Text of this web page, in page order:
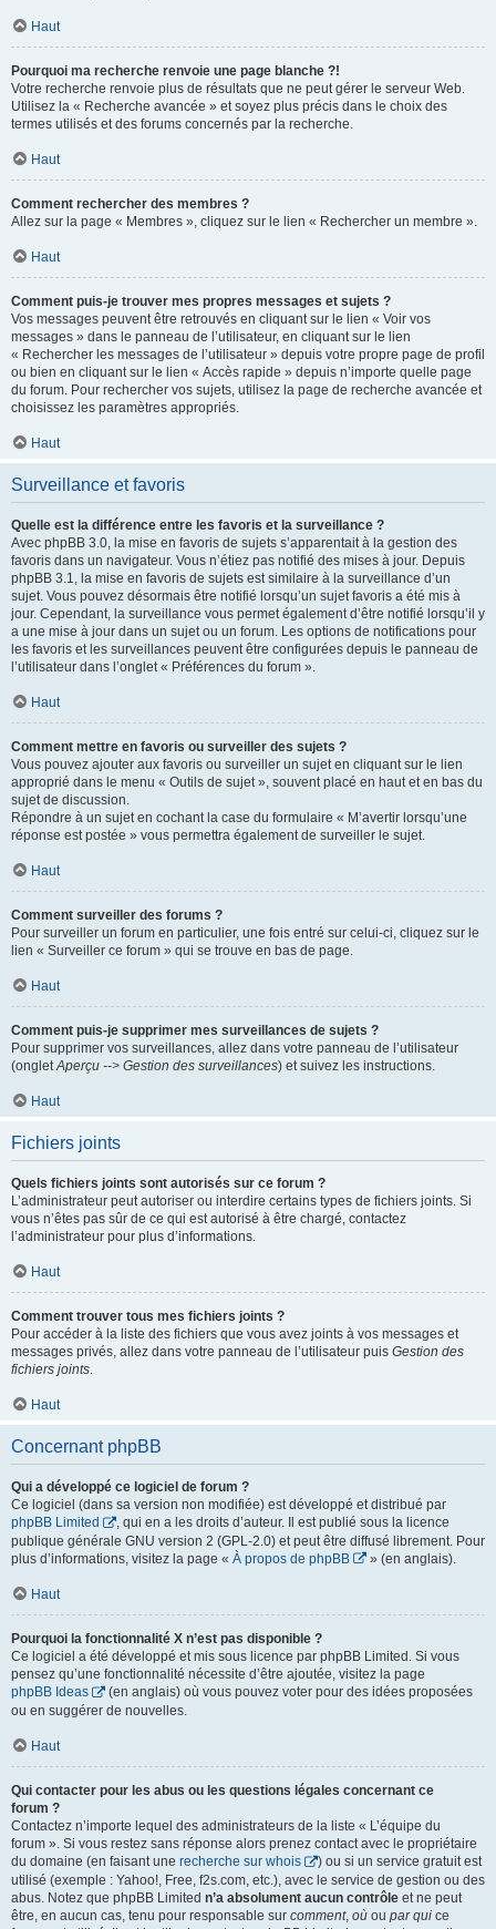
Haut
Pourquoi ma recherche renvoie une page blanche ?!
Votre recherche renvoie plus de résultats que ne peut gérer le serveur Web.
Utilisez la « Recherche avancée » et soyez plus précis dans le choix des
termes utilisés et des forums concernés par la recherche.
Haut
Comment rechercher des membres ?
Allez sur la page « Membres », cliquez sur le lien « Rechercher un membre ».
Haut
Comment puis-je trouver mes propres messages et sujets ?
Vos messages peuvent être retrouvés en cliquant sur le lien « Voir vos
messages » dans le panneau de l’utilisateur, en cliquant sur le lien
« Rechercher les messages de l’utilisateur » depuis votre propre page de profil
ou bien en cliquant sur le lien « Accès rapide » depuis n’importe quelle page
du forum. Pour rechercher vos sujets, utilisez la page de recherche avancée et
choisissez les paramètres appropriés.
Haut
Surveillance et favoris
Quelle est la différence entre les favoris et la surveillance ?
Avec phpBB 3.0, la mise en favoris de sujets s’apparentait à la gestion des
favoris dans un navigateur. Vous n’étiez pas notifié des mises à jour. Depuis
phpBB 3.1, la mise en favoris de sujets est similaire à la surveillance d’un
sujet. Vous pouvez désormais être notifié lorsqu’un sujet favoris a été mis à
jour. Cependant, la surveillance vous permet également d’être notifié lorsqu’il y
a une mise à jour dans un sujet ou un forum. Les options de notifications pour
les favoris et les surveillances peuvent être configurées depuis le panneau de
l’utilisateur dans l’onglet « Préférences du forum ».
Haut
Comment mettre en favoris ou surveiller des sujets ?
Vous pouvez ajouter aux favoris ou surveiller un sujet en cliquant sur le lien
approprié dans le menu « Outils de sujet », souvent placé en haut et en bas du
sujet de discussion.
Répondre à un sujet en cochant la case du formulaire « M’avertir lorsqu’une
réponse est postée » vous permettra également de surveiller le sujet.
Haut
Comment surveiller des forums ?
Pour surveiller un forum en particulier, une fois entré sur celui-ci, cliquez sur le
lien « Surveiller ce forum » qui se trouve en bas de page.
Haut
Comment puis-je supprimer mes surveillances de sujets ?
Pour supprimer vos surveillances, allez dans votre panneau de l’utilisateur
(ongletAperçu --> Gestion des surveillances) et suivez les instructions.
Haut
Fichiers joints
Quels fichiers joints sont autorisés sur ce forum ?
L’administrateur peut autoriser ou interdire certains types de fichiers joints. Si
vous n’êtes pas sûr de ce qui est autorisé à être chargé, contactez
l’administrateur pour plus d’informations.
Haut
Comment trouver tous mes fichiers joints ?
Pour accéder à la liste des fichiers que vous avez joints à vos messages et
messages privés, allez dans votre panneau de l’utilisateur puis Gestion des
fichiers joints.
Haut
Concernant phpBB
Qui a développé ce logiciel de forum ?
Ce logiciel (dans sa version non modifiée) est développé et distribué par
phpBB Limited
, qui en a les droits d’auteur. Il est publié sous la licence
publique générale GNU version 2 (GPL-2.0) et peut être diffusé librement. Pour
plus d’informations, visitez la page « À propos de phpBB » (en anglais).
Haut
Pourquoi la fonctionnalité X n’est pas disponible ?
Ce logiciel a été développé et mis sous licence par phpBB Limited. Si vous
pensez qu’une fonctionnalité nécessite d’être ajoutée, visitez la page
phpBB Ideas
(en anglais) où vous pouvez voter pour des idées proposées
ou en suggérer de nouvelles.
Haut
Qui contacter pour les abus ou les questions légales concernant ce
forum ?
Contactez n’importe lequel des administrateurs de la liste « L’équipe du
forum ». Si vous restez sans réponse alors prenez contact avec le propriétaire
du domaine (en faisant une recherche sur whois
) ou si un service gratuit est
utilisé (exemple : Yahoo!, Free, f2s.com, etc.), avec le service de gestion ou des
abus. Notez que phpBB Limited n’a absolument aucun contrôle et ne peut
être, en aucun cas, tenu pour responsable sur comment, où ou par qui ce